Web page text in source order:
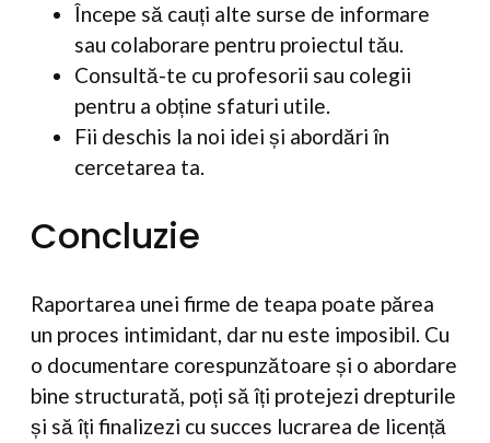
Începe să cauți alte surse de informare
sau colaborare pentru proiectul tău.
Consultă-te cu profesorii sau colegii
pentru a obține sfaturi utile.
Fii deschis la noi idei și abordări în
cercetarea ta.
Concluzie
Raportarea unei firme de teapa poate părea
un proces intimidant, dar nu este imposibil. Cu
o documentare corespunzătoare și o abordare
bine structurată, poți să îți protejezi drepturile
și să îți finalizezi cu succes lucrarea de licență